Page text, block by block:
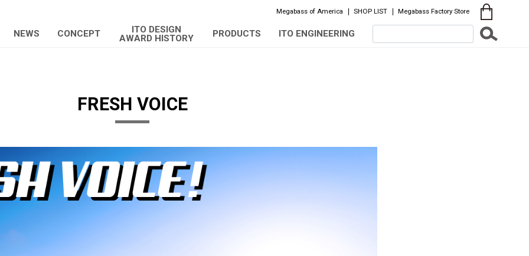
Megabass of America SHOP LIST Megabass Factory Store
NEWS CONCEPT
ITO DESIGN
AWARD HISTORY
PRODUCTS ITO ENGINEERING
FRESH VOICE